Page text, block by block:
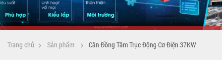
Trang chủ Sản phẩm Cân Đồng Tâm Trục Động Cơ Điện 37KW